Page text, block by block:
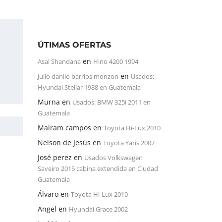
ÚTIMAS OFERTAS
Asal Shandana en Hino 4200 1994
Julio danilo barrios monzon en Usados:
Hyundai Stellar 1988 en Guatemala
Murna en Usados: BMW 325i 2011 en
Guatemala
Mairam campos en Toyota Hi-Lux 2010
Nelson de Jesús en Toyota Yaris 2007
José perez en Usados Volkswagen
Saveiro 2015 cabina extendida en Ciudad
Guatemala
Álvaro en Toyota Hi-Lux 2010
Angel en Hyundai Grace 2002